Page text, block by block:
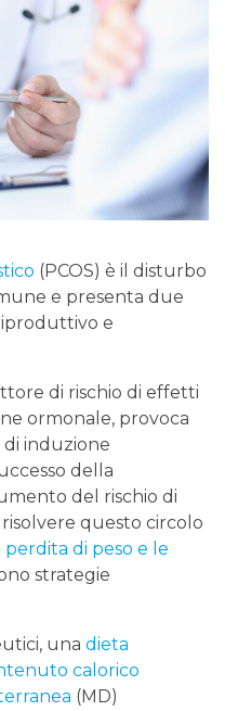
(PCOS) è il disturbo
e presenta due
e
di rischio di effetti
ormonale, provoca
di induzione
della
del rischio di
questo circolo
perdita di peso e le
strategie
una dieta
calorico
(MD)